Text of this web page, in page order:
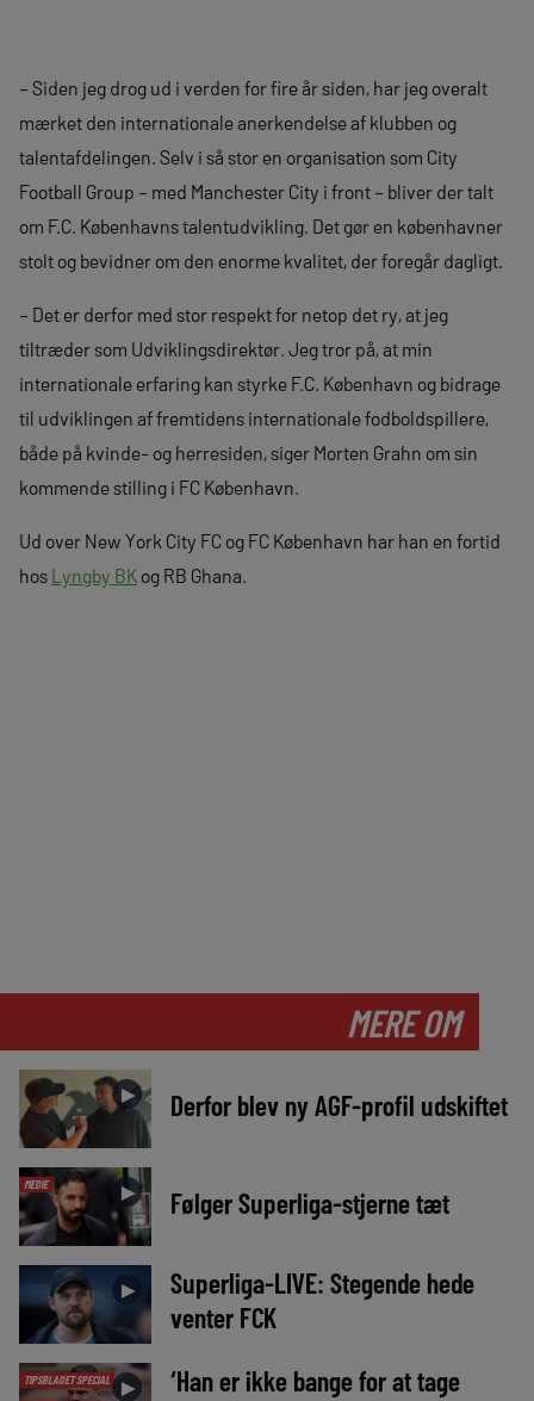
– Siden jeg drog ud i verden for fire år siden, har jeg overalt
mærket den internationale anerkendelse af klubben og
talentafdelingen. Selv i så stor en organisation som City
Football Group – med Manchester City i front – bliver der talt
om F.C. Københavns talentudvikling. Det gør en københavner
stolt og bevidner om den enorme kvalitet, der foregår dagligt.
– Det er derfor med stor respekt for netop det ry, at jeg
tiltræder som Udviklingsdirektør. Jeg tror på, at min
internationale erfaring kan styrke F.C. København og bidrage
til udviklingen af fremtidens internationale fodboldspillere,
både på kvinde- og herresiden, siger Morten Grahn om sin
kommende stilling i FC København.
Ud over New York City FC og FC København har han en fortid
hos Lyngby BK og RB Ghana.
MERE OM
► Derfor blev ny AGF-profil udskiftet
MEDIE ► Følger Superliga-stjerne tæt
►
Superliga-LIVE: Stegende hede
venter FCK
TIPSBLADET SPECIAL ►
‘Han er ikke bange for at tage